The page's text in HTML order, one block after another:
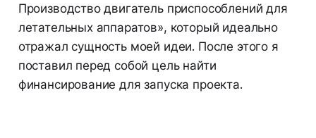
Производство двигатель приспособлений для
летательных аппаратов», который идеально
отражал сущность моей идеи. После этого я
поставил перед собой цель найти
финансирование для запуска проекта.